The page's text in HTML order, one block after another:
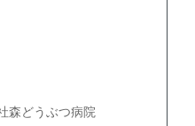
森どうぶつ病院